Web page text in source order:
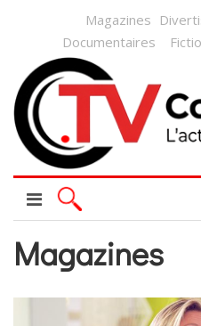
Magazines
Documentaires
Magazines